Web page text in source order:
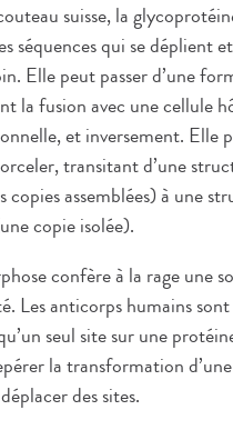
suisse, la
séquences qui se déplient
Elle peut passer d’une
la fusion avec une cellule
et inversement. Elle
transitant d’une
assemblées) à une
copie isolée).
confère à la rage une
Les anticorps humains sont
seul site sur une
la transformation
des sites.